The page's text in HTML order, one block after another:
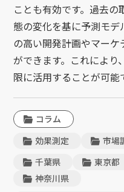
ことも有効です。過去
態の変化を基に予測モ
の高い開発計画やマーケ
ができます。これにより
限に活用することが可能
コラム
効果測定
市場
千葉県
東京都
神奈川県